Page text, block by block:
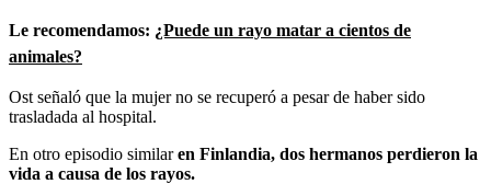
Le recomendamos: ¿Puede un rayo matar a cientos de
animales?
Ost señaló que la mujer no se recuperó a pesar de haber sido
trasladada al hospital.
En otro episodio similaren Finlandia, dos hermanos perdieron la
vida a causa de los rayos.